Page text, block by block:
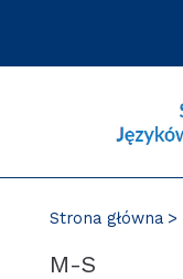
Strona główna
M-S